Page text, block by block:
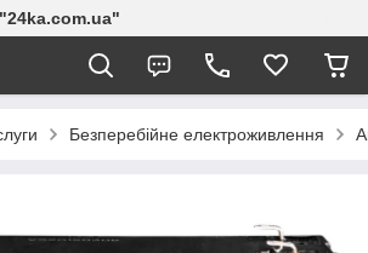
"24ka.com.ua"
Безперебійне електроживлення